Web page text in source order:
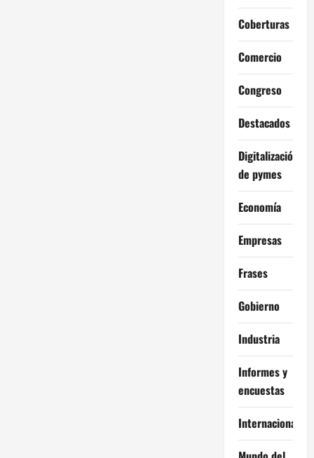
Coberturas
Comercio
Congreso
Destacados
Digitalización
de pymes
Economía
Empresas
Frases
Gobierno
Industria
Informes y
encuestas
Internacional